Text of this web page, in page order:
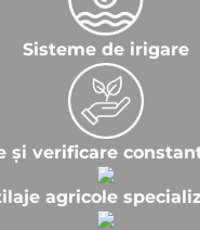
Sisteme de irigare
și verificare
agricole